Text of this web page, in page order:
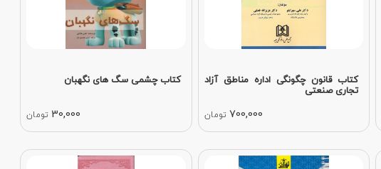
کتاب قانون چگونگی اداره مناطق آزاد
تجاری صنعتی
700,000 تومان
کتاب چشمی سگ های نگهبان
30,000 تومان